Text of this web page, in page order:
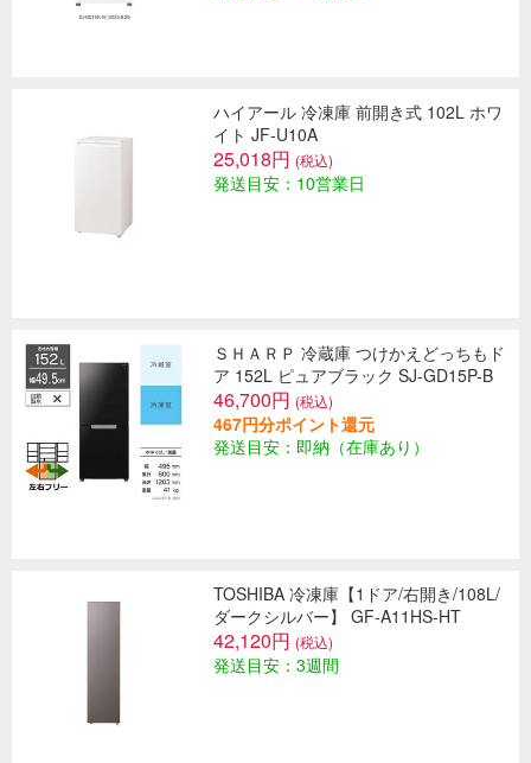
ハイアール 冷凍庫 前開き式 102L ホワ
イト JF-U10A
25,018円 (税込)
発送目安：10営業日
ＳＨＡＲＰ 冷蔵庫 つけかえどっちもド
ア 152L ピュアブラック SJ-GD15P-B
46,700円 (税込)
467円分ポイント還元
発送目安：即納（在庫あり）
TOSHIBA 冷凍庫【1ドア/右開き/108L/
ダークシルバー】 GF-A11HS-HT
42,120円 (税込)
発送目安：3週間